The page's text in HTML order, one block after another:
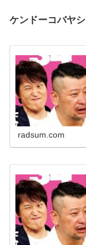
ケンドーコバヤシ
radsum.com